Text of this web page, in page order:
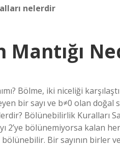
nelerdir
Mantığı
Bölme, iki niceliği
bir sayı ve b≠0 olan doğal
Bölünebilirlik Kuralları
2’ye bölünemiyorsa kalan
bölünebilir. Bir sayının birler